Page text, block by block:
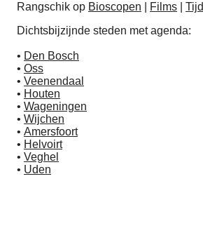
Rangschik op Bioscopen Films
Tijd
Dichtsbijzijnde steden met agenda:
• Den Bosch
• Oss
• Veenendaal
• Houten
• Wageningen
• Wijchen
• Amersfoort
• Helvoirt
• Veghel
• Uden